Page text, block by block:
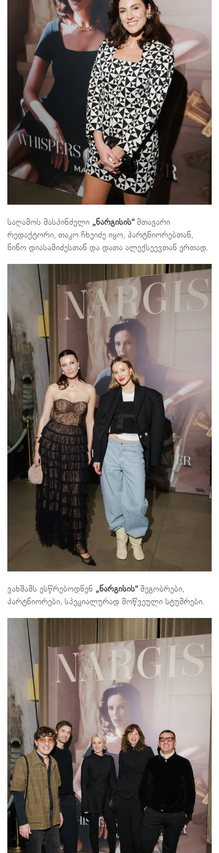
საღამოს მასპინძელი „ნარგისის“მთავარი
რედაქტორი, თაკო ჩხეიძე იყო, პარტნიორებთან,
ნინო დიასამიძესთან და დათა ალექსეევთან ერთად.
ვახშამს ესწრებოდნენ „ნარგისის“მეგობრები,
პარტნიორები, სპეციალურად მოწვეული სტუმრები.